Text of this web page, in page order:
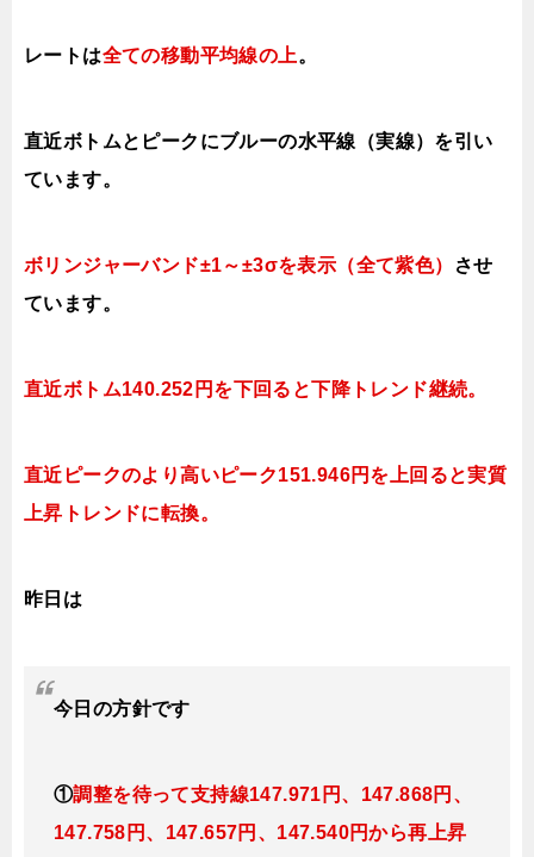
レートは全ての移動平均線の上。
直近ボトムとピークにブルーの水平線（実線）を引い
ています。
ボリンジャーバンド±1～±3σを表示（全て紫色）
させ
ています。
直近ボトム140.252円を下回ると下降トレンド継続。
直近ピークのより高いピーク151.946円を上回ると実質
上昇トレンドに転換。
昨日は
今日の方針です
①調整を待って支持線147.971円、147.868円、
147.758円、147.657円、147.540円から再上昇